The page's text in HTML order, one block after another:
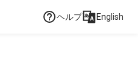
ヘルプ English